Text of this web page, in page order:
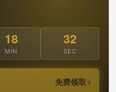
18
MIN
32
SEC
免费领取 ›